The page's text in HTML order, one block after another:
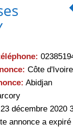
Côte d'Ivoire
Abidjan
23 décembre 2020
annonce a expiré